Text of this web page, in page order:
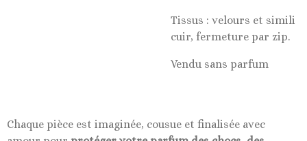
Tissus : velours et simili
cuir, fermeture par zip.
Vendu sans parfum
Chaque pièce est imaginée, cousue et finalisée avec